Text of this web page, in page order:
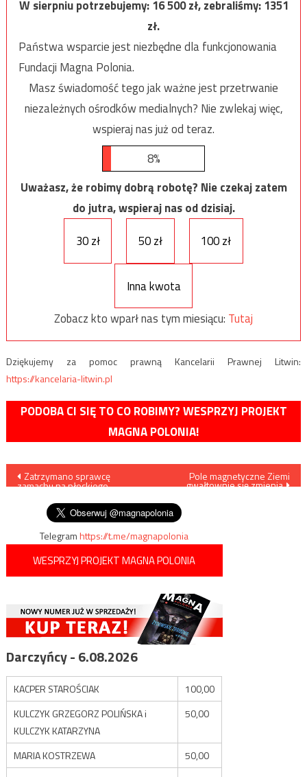
W sierpniu potrzebujemy:16 500zł, zebraliśmy:1351
zł.
Państwa wsparcie jest niezbędne dla funkcjonowania
Fundacji Magna Polonia.
Masz świadomość tego jak ważne jest przetrwanie
niezależnych ośrodków medialnych? Nie zwlekaj więc,
wspieraj nas już od teraz.
8%
Uważasz, że robimy dobrą robotę? Nie czekaj zatem
do jutra, wspieraj nas od dzisiaj.
30 zł
50 zł 100 zł
Inna kwota
Zobacz kto wparł nas tym miesiącu: Tutaj
Dziękujemy za pomoc prawną Kancelarii Prawnej Litwin:
https://kancelaria-litwin.pl
PODOBA CI SIĘ TO CO ROBIMY? WESPRZYJ PROJEKT
MAGNA POLONIA!
Nawigacja
wpisu
Zatrzymano sprawcę
zamachu na płockiego
Pole magnetyczne Ziemi
gwałtownie się zmienia
Telegramhttps://t.me/magnapolonia
WESPRZYJ PROJEKT MAGNA POLONIA
Darczyńcy - 6.08.2026
KACPER STAROŚCIAK
100,00
KULCZYK GRZEGORZ POLIŃSKA i
KULCZYK KATARZYNA
50,00
MARIA KOSTRZEWA
50,00